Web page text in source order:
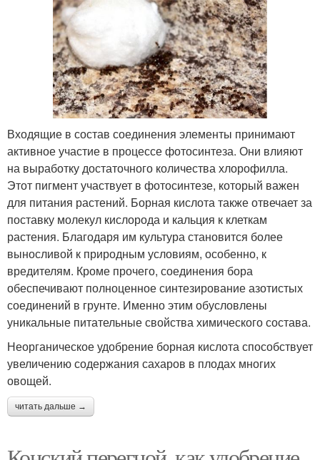
Входящие в состав соединения элементы принимают
активное участие в процессе фотосинтеза. Они влияют
на выработку достаточного количества хлорофилла.
Этот пигмент участвует в фотосинтезе, который важен
для питания растений. Борная кислота также отвечает за
поставку молекул кислорода и кальция к клеткам
растения. Благодаря им культура становится более
выносливой к природным условиям, особенно, к
вредителям. Кроме прочего, соединения бора
обеспечивают полноценное синтезирование азотистых
соединений в грунте. Именно этим обусловлены
уникальные питательные свойства химического состава.
Неорганическое удобрение борная кислота способствует
увеличению содержания сахаров в плодах многих
овощей.
читать дальше →